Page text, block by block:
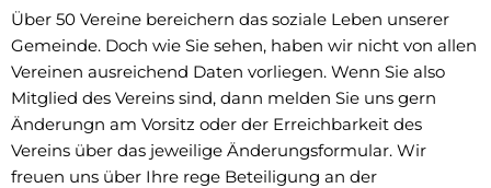
Über 50 Vereine bereichern das soziale Leben unserer
Gemeinde. Doch wie Sie sehen, haben wir nicht von allen
Vereinen ausreichend Daten vorliegen. Wenn Sie also
Mitglied des Vereins sind, dann melden Sie uns gern
Änderungn am Vorsitz oder der Erreichbarkeit des
Vereins über das jeweilige Änderungsformular. Wir
freuen uns über Ihre rege Beteiligung an der